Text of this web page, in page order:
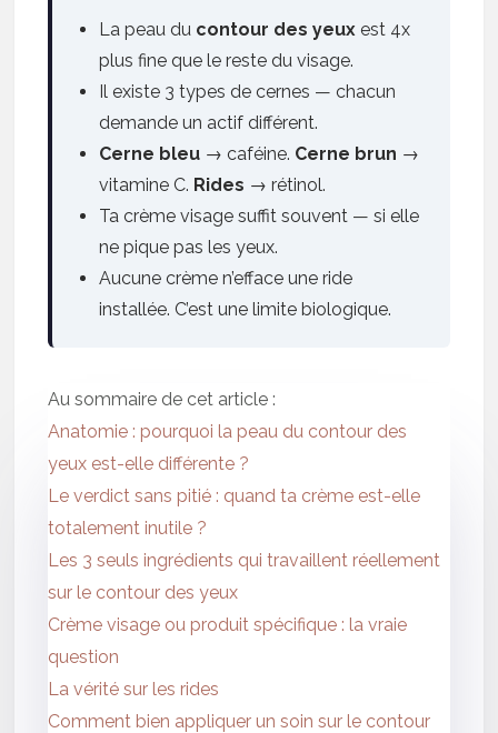
La peau du contour des yeux est 4x
plus fine que le reste du visage.
Il existe 3 types de cernes — chacun
demande un actif différent.
Cerne bleu → caféine. Cerne brun →
vitamine C. Rides → rétinol.
Ta crème visage suffit souvent — si elle
ne pique pas les yeux.
Aucune crème n’efface une ride
installée. C’est une limite biologique.
Au sommaire de cet article :
Anatomie : pourquoi la peau du contour des
yeux est-elle différente ?
Le verdict sans pitié : quand ta crème est-elle
totalement inutile ?
Les 3 seuls ingrédients qui travaillent réellement
sur le contour des yeux
Crème visage ou produit spécifique : la vraie
question
La vérité sur les rides
Comment bien appliquer un soin sur le contour